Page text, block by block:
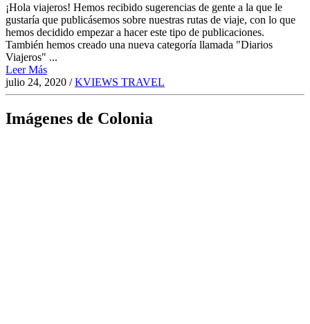
¡Hola viajeros! Hemos recibido sugerencias de gente a la que le
gustaría que publicásemos sobre nuestras rutas de viaje, con lo que
hemos decidido empezar a hacer este tipo de publicaciones.
También hemos creado una nueva categoría llamada "Diarios
Viajeros" ...
Leer Más
julio 24, 2020 /KVIEWS TRAVEL
Imágenes de Colonia